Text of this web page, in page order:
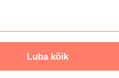
Luba kõik